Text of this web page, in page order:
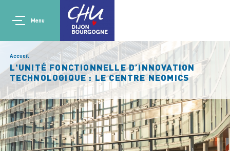
Aller au contenu principal
Main navigation
Menu
Accueil
L'UNITÉ FONCTIONNELLE D’INNOVATION
TECHNOLOGIQUE : LE CENTRE NEOMICS
Panneau de gestion des cookies